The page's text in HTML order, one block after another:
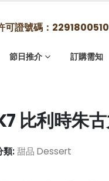
可證號碼：2291800510
節日推介 訂購需知
比利時朱
類:甜品 Dessert